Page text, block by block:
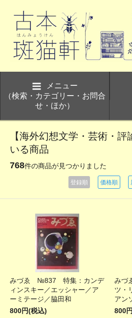
メニュー
（検索・カテゴリー・お問合
せ・ほか）
【海外幻想文学・芸術・
いる商品
768件の商品が見つかりました
登録順 価格順
みづゑ №837 特集：カンデ
ィンスキー／エッシャー／ア
ーミテージ／脇田和
800円(税込)
みづ
ツ・
アン
800